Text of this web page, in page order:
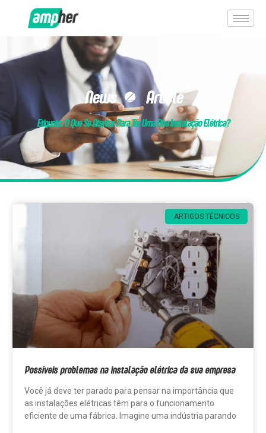
News & Article
Etiqueta: O Que Se Atentar Para Ter Uma Boa Instalação Elétrica?
ARTIGOS TÉCNICOS
Possíveis problemas na instalação elétrica da sua empresa
Você já deve ter parado para pensar na importância que
as instalações elétricas têm para o funcionamento
eficiente de uma fábrica. Imagine uma indústria parando